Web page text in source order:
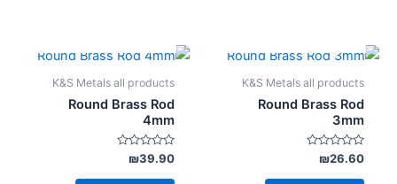
K&S Metals all products
Round Brass Rod
3mm
דורג
0
מתוך
₪26.60
K&S Metals all products
Round Brass Rod
4mm
דורג
0
מתוך
₪39.90